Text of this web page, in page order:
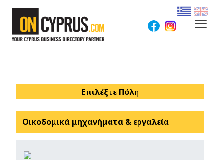
Επιλέξτε Πόλη
Οικοδομικά μηχανήματα & εργαλεία